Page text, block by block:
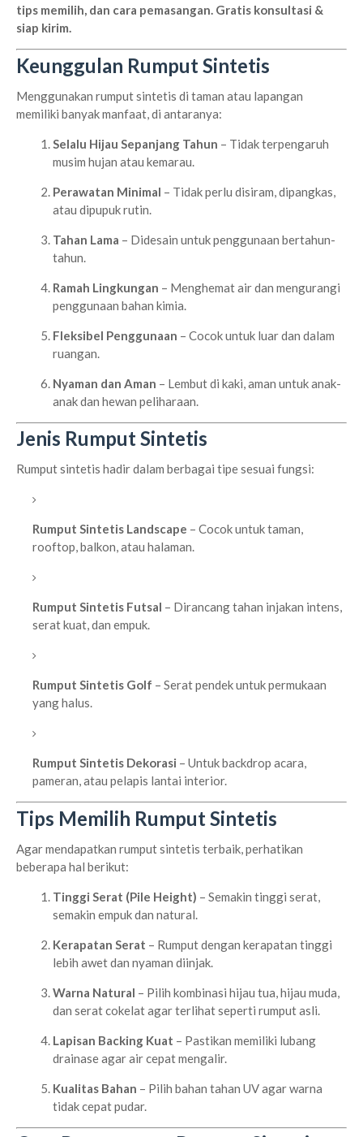
tips memilih, dan cara pemasangan. Gratis konsultasi &
siap kirim.
Keunggulan Rumput Sintetis
Menggunakan rumput sintetis di taman atau lapangan
memiliki banyak manfaat, di antaranya:
Selalu Hijau Sepanjang Tahun – Tidak terpengaruh
musim hujan atau kemarau.
Perawatan Minimal – Tidak perlu disiram, dipangkas,
atau dipupuk rutin.
Tahan Lama – Didesain untuk penggunaan bertahun-
tahun.
Ramah Lingkungan – Menghemat air dan mengurangi
penggunaan bahan kimia.
Fleksibel Penggunaan – Cocok untuk luar dan dalam
ruangan.
Nyaman dan Aman – Lembut di kaki, aman untuk anak-
anak dan hewan peliharaan.
Jenis Rumput Sintetis
Rumput sintetis hadir dalam berbagai tipe sesuai fungsi:
Rumput Sintetis Landscape – Cocok untuk taman,
rooftop, balkon, atau halaman.
Rumput Sintetis Futsal – Dirancang tahan injakan intens,
serat kuat, dan empuk.
Rumput Sintetis Golf – Serat pendek untuk permukaan
yang halus.
Rumput Sintetis Dekorasi – Untuk backdrop acara,
pameran, atau pelapis lantai interior.
Tips Memilih Rumput Sintetis
Agar mendapatkan rumput sintetis terbaik, perhatikan
beberapa hal berikut:
Tinggi Serat (Pile Height) – Semakin tinggi serat,
semakin empuk dan natural.
Kerapatan Serat – Rumput dengan kerapatan tinggi
lebih awet dan nyaman diinjak.
Warna Natural – Pilih kombinasi hijau tua, hijau muda,
dan serat cokelat agar terlihat seperti rumput asli.
Lapisan Backing Kuat – Pastikan memiliki lubang
drainase agar air cepat mengalir.
Kualitas Bahan – Pilih bahan tahan UV agar warna
tidak cepat pudar.